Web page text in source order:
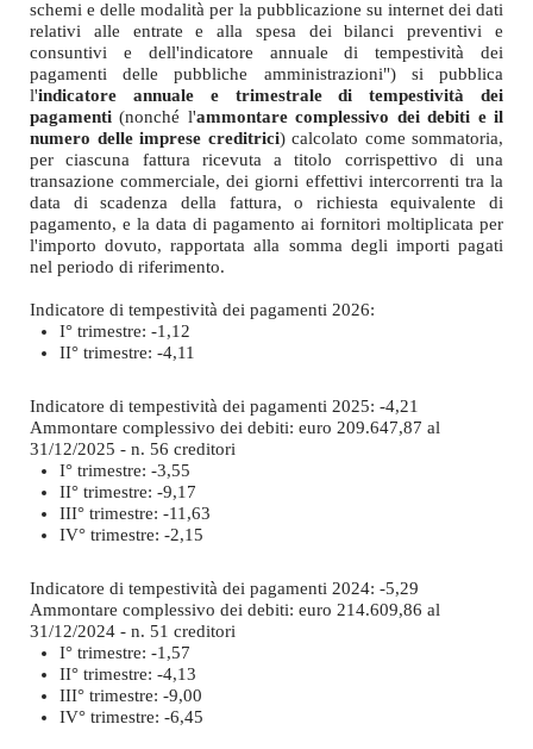
schemi e delle modalità per la pubblicazione su internet dei dati
relativi alle entrate e alla spesa dei bilanci preventivi e
consuntivi e dell'indicatore annuale di tempestività dei
pagamenti delle pubbliche amministrazioni") si pubblica
l'indicatore annuale e trimestrale di tempestività dei
pagamenti (nonché l'ammontare complessivo dei debiti e il
numero delle imprese creditrici) calcolato come sommatoria,
per ciascuna fattura ricevuta a titolo corrispettivo di una
transazione commerciale, dei giorni effettivi intercorrenti tra la
data di scadenza della fattura, o richiesta equivalente di
pagamento, e la data di pagamento ai fornitori moltiplicata per
l'importo dovuto, rapportata alla somma degli importi pagati
nel periodo di riferimento.
Indicatore di tempestività dei pagamenti 2026:
I° trimestre: -1,12
II° trimestre: -4,11
Indicatore di tempestività dei pagamenti 2025: -4,21
Ammontare complessivo dei debiti: euro 209.647,87 al
31/12/2025 - n. 56 creditori
I° trimestre: -3,55
II° trimestre: -9,17
III° trimestre: -11,63
IV° trimestre: -2,15
Indicatore di tempestività dei pagamenti 2024: -5,29
Ammontare complessivo dei debiti: euro 214.609,86 al
31/12/2024 - n. 51 creditori
I° trimestre: -1,57
II° trimestre: -4,13
III° trimestre: -9,00
IV° trimestre: -6,45